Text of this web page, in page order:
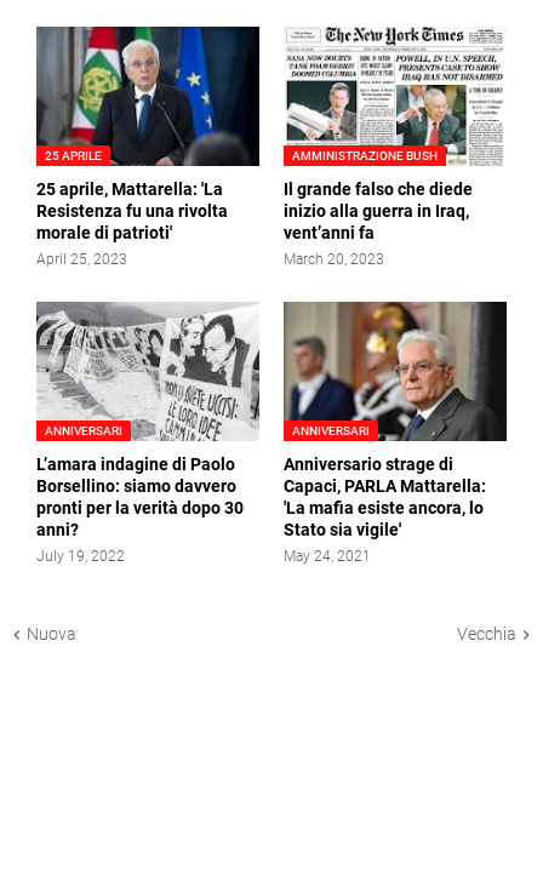
25 APRILE
25 aprile, Mattarella: 'La
Resistenza fu una rivolta
morale di patrioti'
April 25, 2023
AMMINISTRAZIONE BUSH
Il grande falso che diede
inizio alla guerra in Iraq,
vent’anni fa
March 20, 2023
ANNIVERSARI
L’amara indagine di Paolo
Borsellino: siamo davvero
pronti per la verità dopo 30
anni?
July 19, 2022
ANNIVERSARI
Anniversario strage di
Capaci, PARLA Mattarella:
'La mafia esiste ancora, lo
Stato sia vigile'
May 24, 2021
Nuova Vecchia